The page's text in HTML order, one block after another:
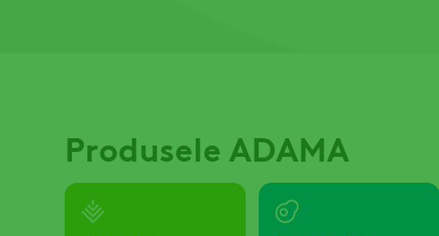
Produsele ADAMA